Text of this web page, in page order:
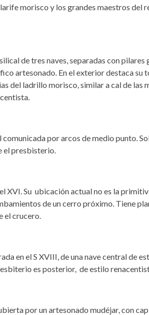
morisco y los grandes maestros del
de tres naves, separadas con
artesonado. En el exterior destaca su
del ladrillo morisco, similar a cal de las
por arcos de medio punto.
el presbisterio.
XVI. Su ubicación actual no es la
de un cerro próximo. Tiene
el crucero.
en el S XVIII, de una nave central de
es posterior, de estilo
por un artesonado mudéjar, con